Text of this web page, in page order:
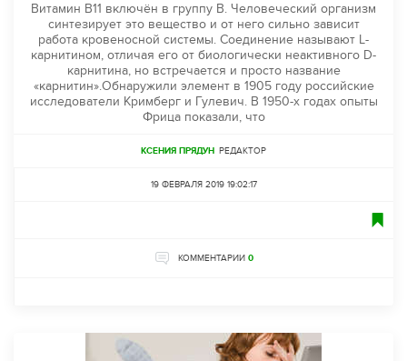
Витамин B11 включён в группу B. Человеческий организм
синтезирует это вещество и от него сильно зависит
работа кровеносной системы. Соединение называют L-
карнитином, отличая его от биологически неактивного D-
карнитина, но встречается и просто название
«карнитин».Обнаружили элемент в 1905 году российские
исследователи Кримберг и Гулевич. В 1950-х годах опыты
Фрица показали, что
КСЕНИЯ ПРЯДУН РЕДАКТОР
19 ФЕВРАЛЯ 2019 19:02:17
КОММЕНТАРИИ 0